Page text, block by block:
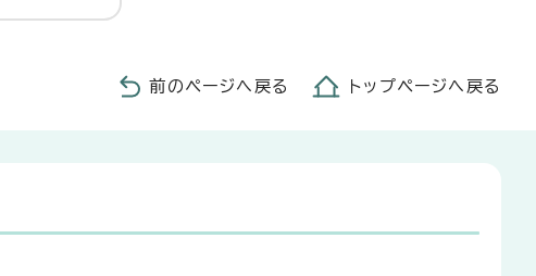
前のページへ戻る トップページへ戻る